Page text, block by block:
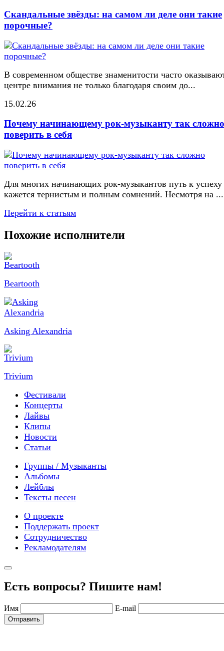
Скандальные звёзды: на самом ли деле они такие
порочные?
В современном обществе знаменитости часто
центре внимания не только благодаря своим до...
15.02.26
Почему начинающему рок-музыканту так сложно
поверить в себя
Для многих начинающих рок-музыкантов путь к успеху
кажется тернистым и полным сомнений. Несмотря на ...
Перейти к статьям
Похожие исполнители
Beartooth
Asking Alexandria
Trivium
Фестивали
Концерты
Лайвы
Клипы
Новости
Статьи
Группы / Музыканты
Альбомы
Лейблы
Тексты песен
О проекте
Поддержать проект
Сотрудничество
Рекламодателям
Есть вопросы? Пишите нам!
Имя E-mail